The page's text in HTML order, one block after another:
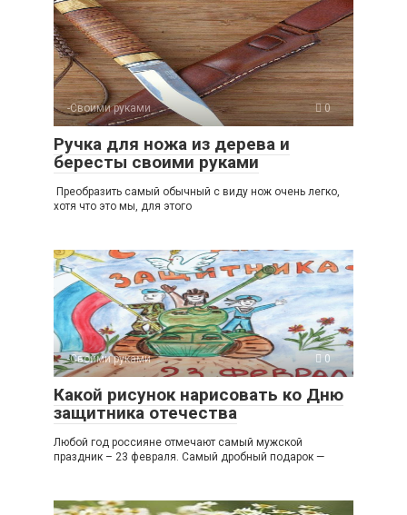
-Своими руками 0
Ручка для ножа из дерева и
бересты своими руками
Преобразить самый обычный с виду нож очень легко,
хотя что это мы, для этого
-Своими руками 0
Какой рисунок нарисовать ко Дню
защитника отечества
Любой год россияне отмечают самый мужской
праздник – 23 февраля. Самый дробный подарок —